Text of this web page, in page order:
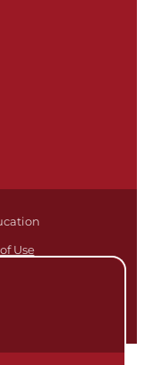
Use